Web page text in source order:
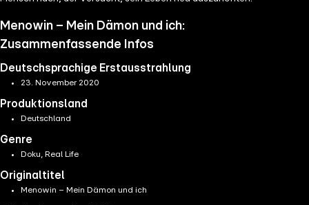
Menowin – Mein Dämon und ich:
Zusammenfassende Infos
Deutschsprachige Erstausstrahlung
23. November 2020
Produktionsland
Deutschland
Genre
Doku, Real Life
Originaltitel
Menowin – Mein Dämon und ich